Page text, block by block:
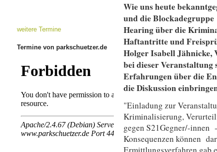
Wie uns heute
und die
Hearing über die
Haftantritte und
Holger Isabell
bei dieser Veranstaltung
Erfahrungen über die
die Diskussion
"Einladung zur
Kriminalisierung,
gegen S21Gegner/-
Konsequenzen können
Ermittlungsverfahren gab
weitere Termine
Termine von parkschuetzer.de